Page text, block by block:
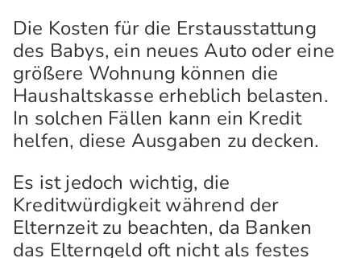
Die Kosten für die Erstausstattung
des Babys, ein neues Auto oder eine
größere Wohnung können die
Haushaltskasse erheblich belasten.
In solchen Fällen kann ein Kredit
helfen, diese Ausgaben zu decken.
Es ist jedoch wichtig, die
Kreditwürdigkeit während der
Elternzeit zu beachten, da Banken
das Elterngeld oft nicht als festes